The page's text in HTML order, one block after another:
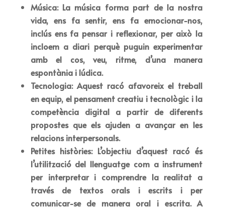
Música: La música forma part de la nostra
vida, ens fa sentir, ens fa emocionar-nos,
inclús ens fa pensar i reflexionar, per això la
incloem a diari perquè puguin experimentar
amb el cos, veu, ritme, d’una manera
espontània i lúdica.
Tecnologia: Aquest racó afavoreix el treball
en equip, el pensament creatiu i tecnològic i la
competència digital a partir de diferents
propostes que els ajuden a avançar en les
relacions interpersonals.
Petites històries: L’objectiu d’aquest racó és
l’utilització del llenguatge com a instrument
per interpretar i comprendre la realitat a
través de textos orals i escrits i per
comunicar-se de manera oral i escrita. A